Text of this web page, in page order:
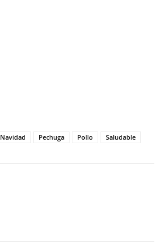
Navidad Pechuga Pollo Saludable